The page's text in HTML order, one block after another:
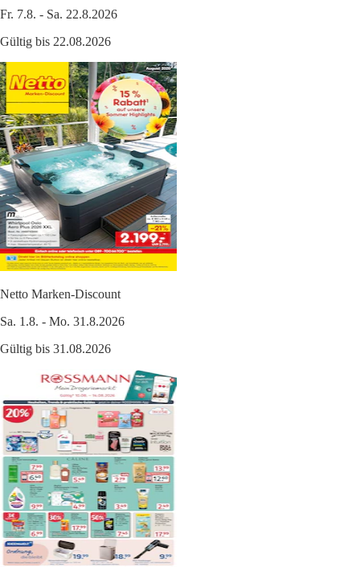
Fr. 7.8. - Sa. 22.8.2026
Gültig bis 22.08.2026
Netto Marken-Discount
Sa. 1.8. - Mo. 31.8.2026
Gültig bis 31.08.2026